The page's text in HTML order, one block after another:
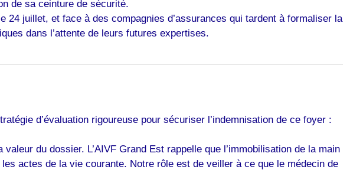
de sa ceinture de sécurité.
24 juillet, et face à des compagnies d’assurances qui tardent à formaliser la
dans l’attente de leurs futures expertises.
d’évaluation rigoureuse pour sécuriser l’indemnisation de ce foyer :
du dossier. L’AIVF Grand Est rappelle que l’immobilisation de la main
actes de la vie courante. Notre rôle est de veiller à ce que le médecin de